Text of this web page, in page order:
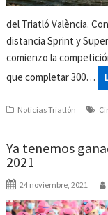
del Triatló València.
distancia Sprint y
comienzo la
que completar 300…
Noticias Triatlón
Ya tenemos
2021
24 noviembre, 2021